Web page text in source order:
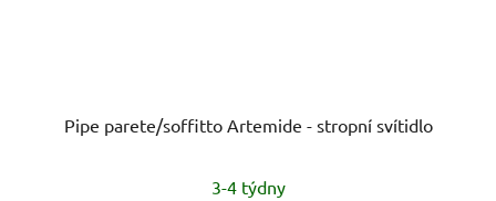
Pipe parete/soffitto Artemide - stropní svítidlo
3-4 týdny